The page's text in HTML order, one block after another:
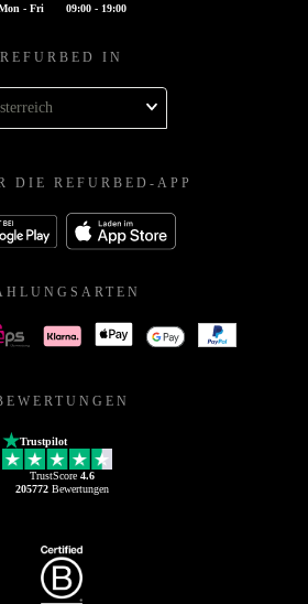
- Fri 09:00 - 19:00
REFURBED IN
DIE REFURBED-APP
Trustpilot
TrustScore 4.6
205772Bewertungen